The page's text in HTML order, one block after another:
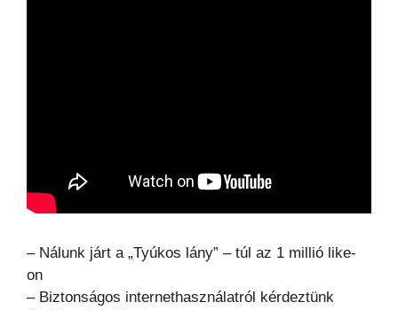
– Nálunk járt a „Tyúkos lány” – túl az 1 millió like-
on
– Biztonságos internethasználatról kérdeztünk